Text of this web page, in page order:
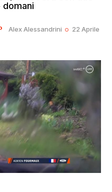
Alex Alessandrini
22 Aprile